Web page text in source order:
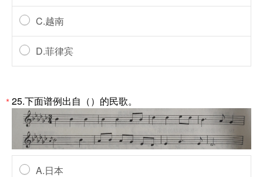
C.越南
D.菲律宾
*25.下面谱例出自（）的民歌。
A.日本